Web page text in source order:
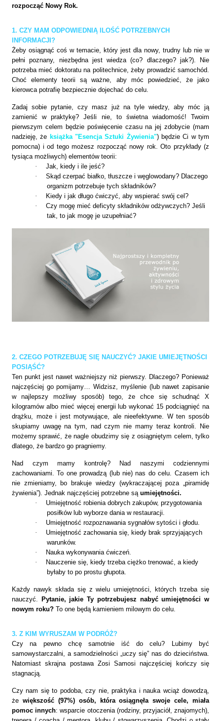
rozpocząć Nowy Rok.
1. CZY MAM ODPOWIEDNIĄ ILOŚĆ POTRZEBNYCH
INFORMACJI?
Żeby osiągnąć coś w temacie, który jest dla nowy, trudny lub nie w
pełni poznany, niezbędna jest wiedza (co? dlaczego? jak?). Nie
potrzeba mieć doktoratu na politechnice, żeby prowadzić samochód.
Choć elementy teorii są ważne, aby móc powiedzieć, że jako
kierowca potrafię bezpiecznie dojechać do celu.
Zadaj sobie pytanie, czy masz już na tyle wiedzy, aby móc ją
zamienić w praktykę? Jeśli nie, to świetna wiadomość! Twoim
pierwszym celem będzie poświęcenie czasu na jej zdobycie (mam
nadzieję, że książka "Esencja Sztuki Żywienia")będzie Ci w tym
pomocna) i od tego możesz rozpocząć nowy rok. Oto przykłady (z
tysiąca możliwych) elementów teorii:
·
Jak, kiedy i ile jeść?
·
Skąd czerpać białko, tłuszcze i węglowodany? Dlaczego
organizm potrzebuje tych składników?
·
Kiedy i jak długo ćwiczyć, aby wspierać swój cel?
·
Czy mogę mieć deficyty składników odżywczych? Jeśli
tak, to jak mogę je uzupełniać?
2. CZEGO POTRZEBUJĘ SIĘ NAUCZYĆ? JAKIE UMIEJĘTNOŚCI
POSIĄŚĆ?
Ten punkt jest nawet ważniejszy niż pierwszy. Dlaczego? Ponieważ
najczęściej go pomijamy… Widzisz, myślenie (lub nawet zapisanie
w najlepszy możliwy sposób) tego, że chce się schudnąć X
kilogramów albo mieć więcej energii lub wykonać 15 podciągnięć na
drążku, może i jest motywujące, ale nieefektywne. W ten sposób
skupiamy uwagę na tym, nad czym nie mamy teraz kontroli. Nie
możemy sprawić, że nagle obudzimy się z osiągniętym celem, tylko
dlatego, że bardzo go pragniemy.
Nad czym mamy kontrolę? Nad naszymi codziennymi
zachowaniami. To one prowadzą (lub nie) nas do celu. Czasem ich
nie zmieniamy, bo brakuje wiedzy (wykraczającej poza „piramidę
żywienia”). Jednak najczęściej potrzebne są umiejętności.
·
Umiejętność robienia dobrych zakupów, przygotowania
posiłków lub wyborze dania w restauracji.
·
Umiejętność rozpoznawania sygnałów sytości i głodu.
·
Umiejętność zachowania się, kiedy brak sprzyjających
warunków.
·
Nauka wykonywania ćwiczeń.
·
Nauczenie się, kiedy trzeba ciężko trenować, a kiedy
byłaby to po prostu głupota.
Każdy nawyk składa się z wielu umiejętności, których trzeba się
nauczyć.
Pytanie, jakie Ty potrzebujesz nabyć umiejętności w
nowym roku? To one będą kamieniem milowym do celu.
3. Z KIM WYRUSZAM W PODRÓŻ?
Czy na pewno chcę samotnie iść do celu? Lubimy być
samowystarczalni, a samodzielności „uczy się” nas do dzieciństwa.
Natomiast skrajna postawa Zosi Samosi najczęściej kończy się
stagnacją.
Czy nam się to podoba, czy nie, praktyka i nauka wciąż dowodzą,
że większość (97%) osób, która osiągnęła swoje cele, miała
pomoc innych: wsparcie otoczenia (rodziny, przyjaciół, znajomych),